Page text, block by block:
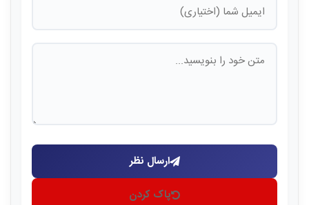
ارسال نظر
پاک کردن